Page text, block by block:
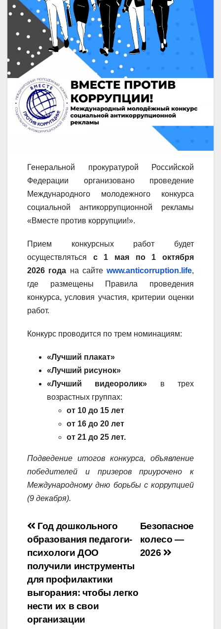
Генеральной прокуратурой Российской
Федерации организовано проведение
Международного молодежного конкурса
социальной антикоррупционной рекламы
«Вместе против коррупции!».
Прием конкурсных работ будет
осуществляться с 1 мая по 1 октября
2026 года на сайте www.anticorruption.life,
где размещены Правила проведения
конкурса, условия участия, критерии оценки
работ.
Конкурс проводится по трем номинациям:
«Лучший плакат»
«Лучший рисунок»
«Лучший видеоролик» в трех
возрастных группах:
от 10 до 15 лет
от 16 до 20 лет
от 21 до 25 лет.
Подведение итогов конкурса, объявление
победителей и призеров приурочено к
Международному дню борьбы с коррупцией
(9 декабря).
Навигация
по
записям
Безопасное
колесо —
2026
Год дошкольного
образования педагоги-
психологи ДОО
получили инструменты
для профилактики
выгорания: чтобы легко
нести их в свои
организации